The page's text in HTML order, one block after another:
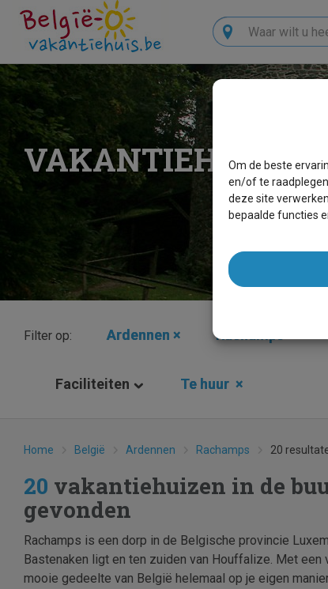
Zoeken
VAKANTIEHUIZEN
Filter op: Ardennen × Rachamps
Faciliteiten Te huur ×
Home België Ardennen Rachamps 20
20 vakantiehuizen in de
gevonden
Rachamps is een dorp in de Belgische provincie
Bastenaken ligt en ten zuiden van Houffalize. Met een
mooie gedeelte van België helemaal op je eigen
Om de beste
en/of te
deze site
bepaalde functies